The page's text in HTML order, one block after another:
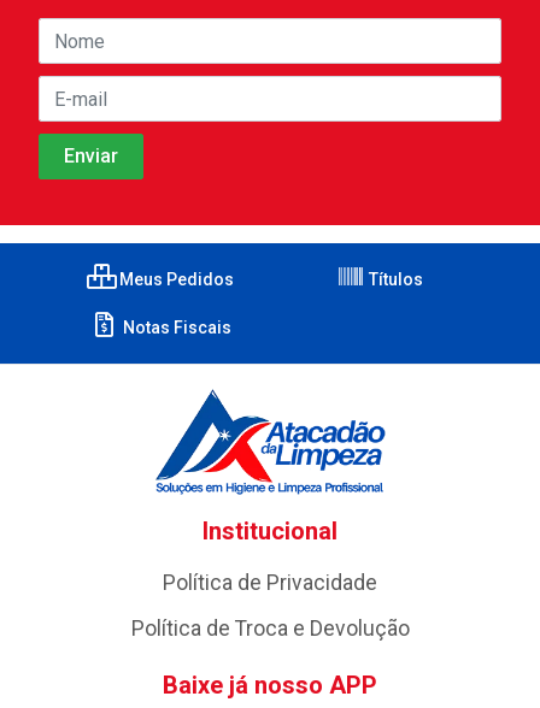
Meus Pedidos Títulos
Notas Fiscais
Institucional
Política de Privacidade
Política de Troca e Devolução
Baixe já nosso APP